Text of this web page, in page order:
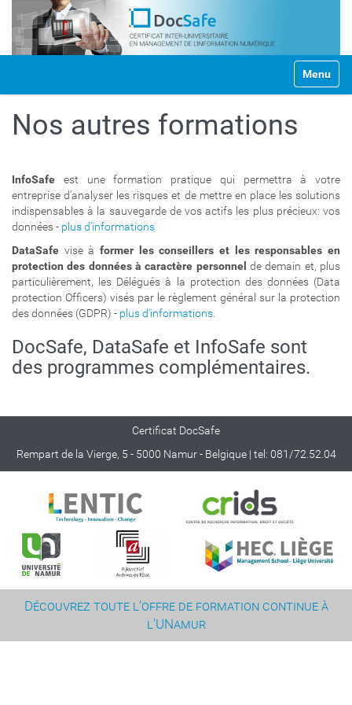
v
Toggle
Nos autres formations
InfoSafe est une formation pratique qui permettra à votre
entreprise d'analyser les risques et de mettre en place les solutions
indispensables à la sauvegarde de vos actifs les plus précieux: vos
données - plus d'informations
DataSafe vise à former les conseillers et les responsables en
protection des données à caractère personnel de demain et, plus
particulièrement, les Délégués à la protection des données (Data
protection Officers) visés par le règlement général sur la protection
des données (GDPR) - plus d'informations.
DocSafe, DataSafe et InfoSafe sont
des programmes complémentaires.
Certificat DocSafe
Rempart de la Vierge, 5 - 5000 Namur - Belgique | tel: 081/72.52.04
Découvrez toute l'offre de formation continue à
l'UNamur